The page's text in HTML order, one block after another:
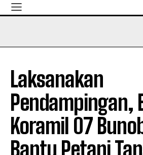
Laksanakan
Pendampingan,
Koramil 07
Bantu Petani